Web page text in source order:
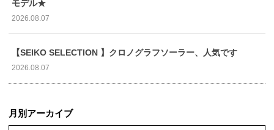
モデル★
2026.08.07
【SEIKO SELECTION 】クロノグラフソーラー、人気です
2026.08.07
月別アーカイブ